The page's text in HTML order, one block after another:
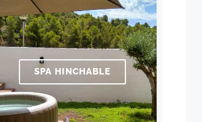
SPA HINCHABLE